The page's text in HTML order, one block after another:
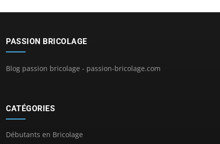
PASSION BRICOLAGE
Blog passion bricolage - passion-bricolage.com
CATÉGORIES
Débutants en Bricolage